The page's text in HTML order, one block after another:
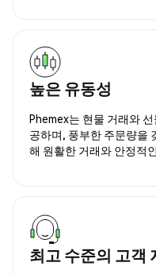
높은 유동성
Phemex는 현물 거래와
공하며, 풍부한 주문량을
해 원활한 거래와 안정적
최고 수준의 고객